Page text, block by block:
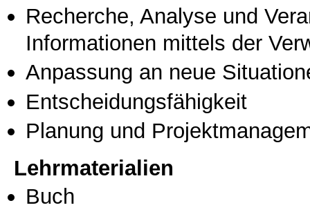
Recherche, Analyse und
Informationen mittels der
Anpassung an neue
Entscheidungsfähigkeit
Planung und
Lehrmaterialien
Buch